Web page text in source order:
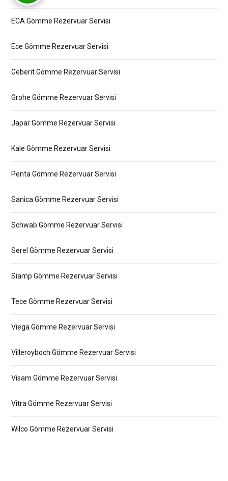
ECA Gömme Rezervuar Servisi
Ece Gömme Rezervuar Servisi
Geberit Gömme Rezervuar Servisi
Grohe Gömme Rezervuar Servisi
Japar Gömme Rezervuar Servisi
Kale Gömme Rezervuar Servisi
Penta Gömme Rezervuar Servisi
Sanica Gömme Rezervuar Servisi
Schwab Gömme Rezervuar Servisi
Serel Gömme Rezervuar Servisi
Siamp Gömme Rezervuar Servisi
Tece Gömme Rezervuar Servisi
Viega Gömme Rezervuar Servisi
Villeroyboch Gömme Rezervuar Servisi
Visam Gömme Rezervuar Servisi
Vitra Gömme Rezervuar Servisi
Wilco Gömme Rezervuar Servisi